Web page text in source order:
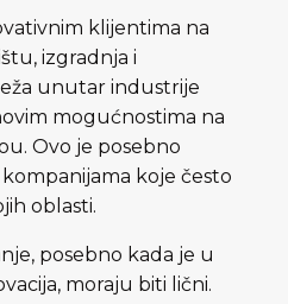
klijentima na
izgradnja i
unutar industrije
mogućnostima na
Ovo je posebno
koje često
oblasti.
posebno kada je u
moraju biti lični.